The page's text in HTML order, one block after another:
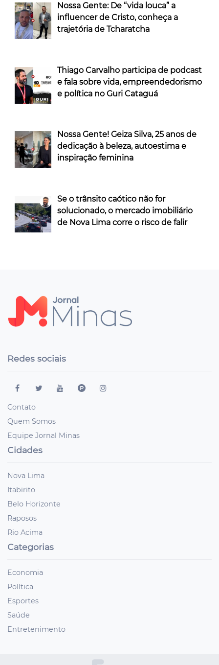
Nossa Gente: De “vida louca” a
influencer de Cristo, conheça a
trajetória de Tcharatcha
Thiago Carvalho participa de podcast
e fala sobre vida, empreendedorismo
e política no Guri Cataguá
Nossa Gente! Geiza Silva, 25 anos de
dedicação à beleza, autoestima e
inspiração feminina
Se o trânsito caótico não for
solucionado, o mercado imobiliário
de Nova Lima corre o risco de falir
Redes sociais
Contato
Quem Somos
Equipe Jornal Minas
Cidades
Nova Lima
Itabirito
Belo Horizonte
Raposos
Rio Acima
Categorias
Economia
Política
Esportes
Saúde
Entretenimento